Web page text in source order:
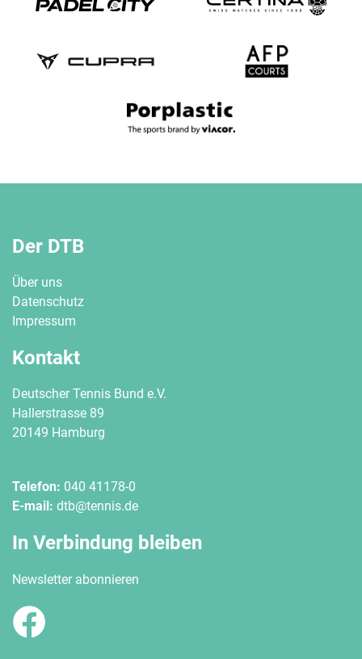
Der DTB
Über uns
Datenschutz
Impressum
Kontakt
Deutscher Tennis Bund e.V.
Hallerstrasse 89
20149 Hamburg
Telefon: 040 41178-0
E-mail: dtb@tennis.de
In Verbindung bleiben
Newsletter abonnieren